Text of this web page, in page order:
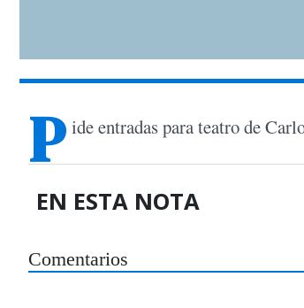
P ide entradas para teatro de
EN ESTA NOTA
Comentarios